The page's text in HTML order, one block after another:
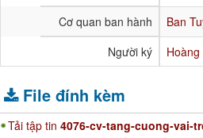
Cơ quan ban hành
Ban
Người ký
File đính kèm
Tải tập tin 4076-cv-tang-cuong-vai-